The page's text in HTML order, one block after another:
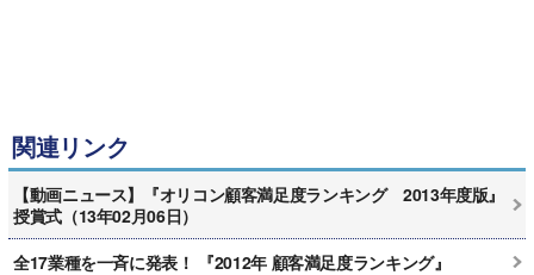
関連リンク
【動画ニュース】『オリコン顧客満足度ランキング 2013年度版』
授賞式（13年02月06日）
全17業種を一斉に発表！ 『2012年 顧客満足度ランキング』